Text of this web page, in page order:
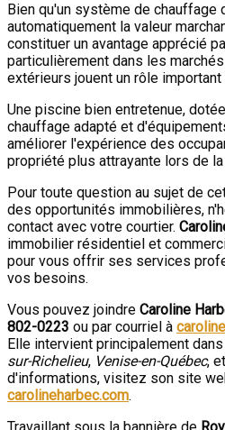
Bien qu'un système de chauffage
automatiquement la valeur
constituer un avantage apprécié
particulièrement dans les
extérieurs jouent un rôle
Une piscine bien entretenue,
chauffage adapté et
améliorer l'expérience des
propriété plus attrayante lors de
Pour toute question au sujet de
des opportunités immobilières,
contact avec votre courtier.
immobilier résidentiel et
pour vous offrir ses services
vos besoins.
Vous pouvez joindre Caroline
802-0223 ou par courriel à
Elle intervient principalement
sur-Richelieu, Venise-en-Québec, et
d'informations, visitez son site
carolineharbec.com.